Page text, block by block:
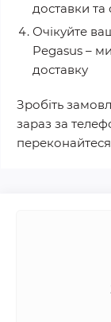
доставки та
Очікуйте
Pegasus –
доставку
Зробіть
зараз за